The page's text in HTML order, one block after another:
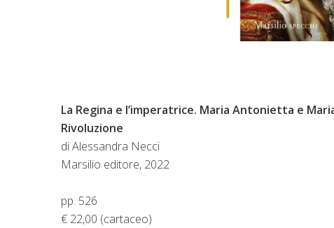
La Regina e l’imperatrice. Maria Antonietta e
Rivoluzione
di Alessandra Necci
Marsilio editore, 2022
pp. 526
€ 22,00 (cartaceo)